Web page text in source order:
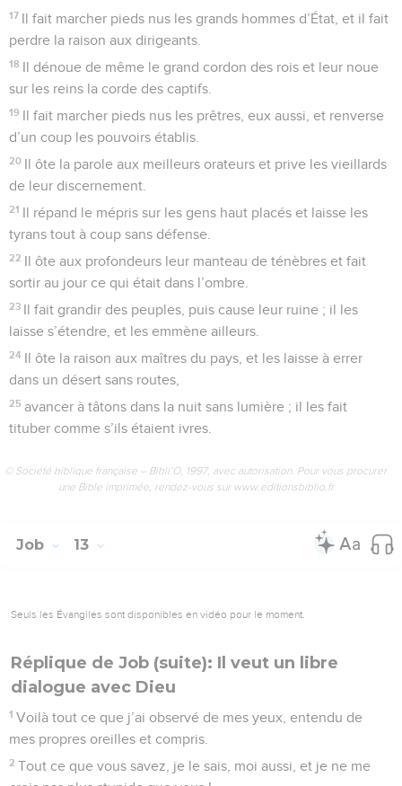
17 Il fait marcher pieds nus les grands hommes d’État, et il fait
perdre la raison aux dirigeants.
18 Il dénoue de même le grand cordon des rois et leur noue
sur les reins la corde des captifs.
19 Il fait marcher pieds nus les prêtres, eux aussi, et renverse
d’un coup les pouvoirs établis.
20 Il ôte la parole aux meilleurs orateurs et prive les vieillards
de leur discernement.
21 Il répand le mépris sur les gens haut placés et laisse les
tyrans tout à coup sans défense.
22 Il ôte aux profondeurs leur manteau de ténèbres et fait
sortir au jour ce qui était dans l’ombre.
23 Il fait grandir des peuples, puis cause leur ruine ; il les
laisse s’étendre, et les emmène ailleurs.
24 Il ôte la raison aux maîtres du pays, et les laisse à errer
dans un désert sans routes,
25 avancer à tâtons dans la nuit sans lumière ; il les fait
tituber comme s’ils étaient ivres.
© Société biblique française – Bibli’O, 1997, avec autorisation. Pour vous procurer
une Bible imprimée, rendez-vous sur www.editionsbiblio.fr
Job 13
Seuls les Évangiles sont disponibles en vidéo pour le moment.
Réplique de Job (suite): Il veut un libre
dialogue avec Dieu
1 Voilà tout ce que j’ai observé de mes yeux, entendu de
mes propres oreilles et compris.
2 Tout ce que vous savez, je le sais, moi aussi, et je ne me